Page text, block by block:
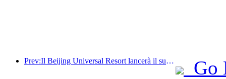
Prev:Il Beijing Universal Resort lancerà il suo evento universale del Capodanno cinese il 23 gennaio, che durerà 40 giorni.
Go